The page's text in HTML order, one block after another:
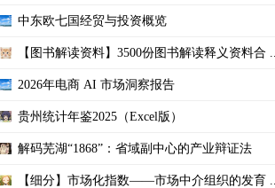
中东欧七国经贸与投资概览
【图书解读资料】3500份图书解读释义资料合 ...
2026年电商 AI 市场洞察报告
贵州统计年鉴2025（Excel版）
解码芜湖“1868”：省域副中心的产业辩证法
【细分】市场化指数——市场中介组织的发育 ...